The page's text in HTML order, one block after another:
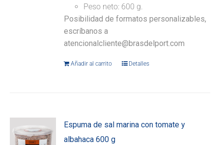
Peso neto: 600 g.
Posibilidad de formatos personalizables,
escríbanos a
atencionalcliente@brasdelport.com
Añadir al carrito Detalles
Espuma de sal marina con tomate y
albahaca 600 g